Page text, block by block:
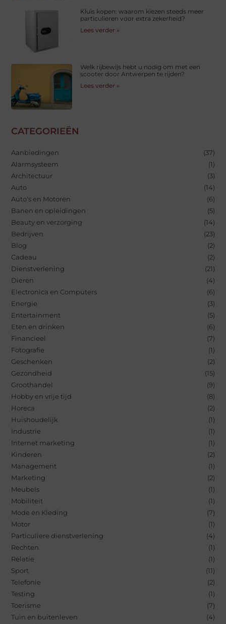
Kluis kopen: waarom kiezen steeds meer
particulieren voor extra zekerheid?
Lees verder »
Welk rijbewijs hebt u nodig om met een
scooter door Antwerpen te rijden?
Lees verder »
CATEGORIEËN
Aanbiedingen
(37)
Alarmsysteem
(1)
Architectuur
(3)
Auto
(14)
Auto's en Motoren
(6)
Banen en opleidingen
(5)
Beauty en verzorging
(14)
Bedrijven
(23)
Blog
(2)
Cadeau
(2)
Dienstverlening
(21)
Dieren
(4)
Electronica en Computers
(6)
Energie
(3)
Entertainment
(5)
Eten en drinken
(6)
Financieel
(7)
Fotografie
(1)
Geschenken
(2)
Gezondheid
(15)
Groothandel
(9)
Hobby en vrije tijd
(8)
Horeca
(2)
Huishoudelijk
(1)
Industrie
(1)
Internet marketing
(1)
Kinderen
(2)
Management
(1)
Marketing
(2)
Meubels
(1)
Mobiliteit
(1)
Mode en Kleding
(7)
Motor
(1)
Particuliere dienstverlening
(4)
Rechten
(1)
Relatie
(1)
Sport
(11)
Telefonie
(2)
Testing
(1)
Toerisme
(7)
Tuin en buitenleven
(4)